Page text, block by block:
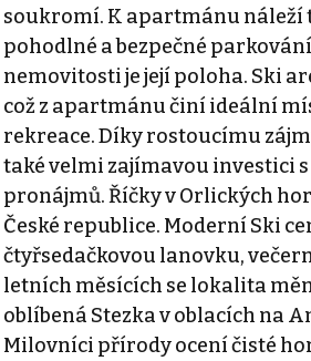
soukromí. K apartmánu náleží
pohodlné a bezpečné
nemovitosti je její poloha. Ski
což z apartmánu činí ideální
rekreace. Díky rostoucímu
také velmi zajímavou investici
pronájmů. Říčky v Orlických
České republice. Moderní Ski
čtyřsedačkovou lanovku,
letních měsících se lokalita
oblíbená Stezka v oblacích na
Milovníci přírody ocení čisté